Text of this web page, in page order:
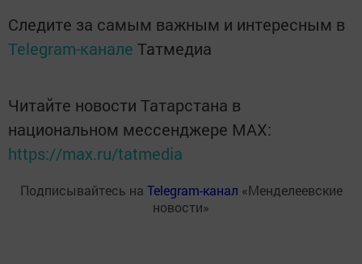
Следите за самым важным и интересным в
Telegram-канале Татмедиа
Читайте новости Татарстана в
национальном мессенджере MАХ:
https://max.ru/tatmedia
Подписывайтесь на Telegram-канал «Менделеевские
новости»